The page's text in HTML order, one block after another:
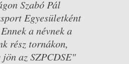
Szabó Pál
Egyesületként
a névnek a
rész tornákon,
az SZPCDSE"